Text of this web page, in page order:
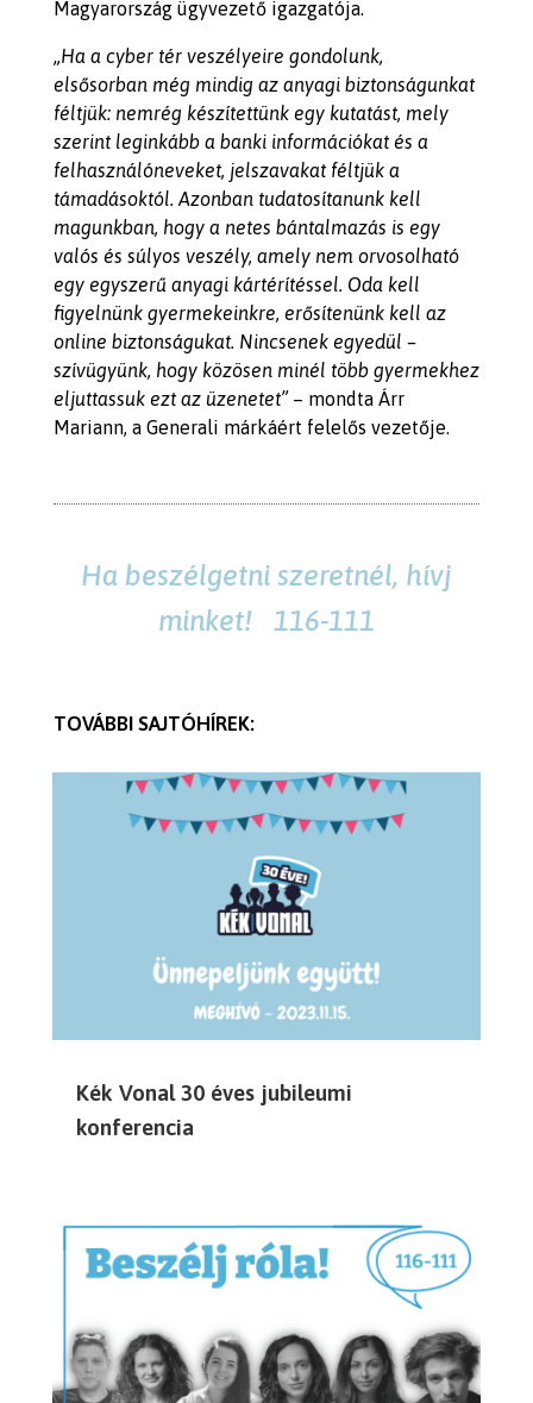
Magyarország ügyvezető igazgatója.
„Ha a cyber tér veszélyeire gondolunk,
elsősorban még mindig az anyagi biztonságunkat
féltjük: nemrég készítettünk egy kutatást, mely
szerint leginkább a banki információkat és a
felhasználóneveket, jelszavakat féltjük a
támadásoktól. Azonban tudatosítanunk kell
magunkban, hogy a netes bántalmazás is egy
valós és súlyos veszély, amely nem orvosolható
egy egyszerű anyagi kártérítéssel. Oda kell
figyelnünk gyermekeinkre, erősítenünk kell az
online biztonságukat. Nincsenek egyedül –
szívügyünk, hogy közösen minél több gyermekhez
eljuttassuk ezt az üzenetet” – mondta Árr
Mariann, a Generali márkáért felelős vezetője.
Ha beszélgetni szeretnél, hívj
minket! 116-111
TOVÁBBI SAJTÓHÍREK:
Kék Vonal 30 éves jubileumi
konferencia